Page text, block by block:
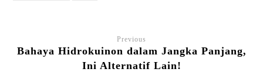
Previous
Bahaya Hidrokuinon dalam Jangka Panjang,
Ini Alternatif Lain!